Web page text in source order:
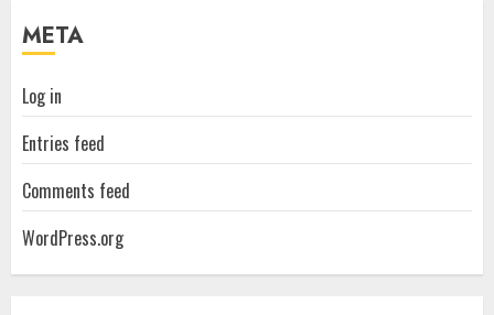
META
Log in
Entries feed
Comments feed
WordPress.org